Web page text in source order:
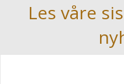
Les våre